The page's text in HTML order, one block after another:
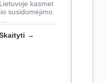
kasmet
susidomėjimo.
→